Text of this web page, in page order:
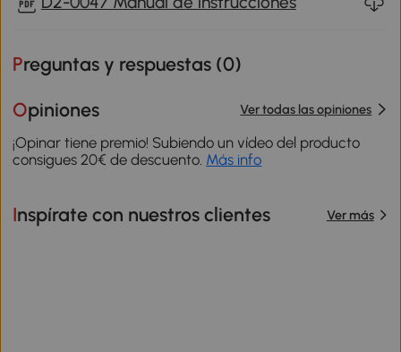
Preguntas y respuestas (0)
Opiniones Ver todas las opiniones
¡Opinar tiene premio! Subiendo un vídeo del producto
consigues 20€ de descuento. Más info
Inspírate con nuestros clientes Ver más